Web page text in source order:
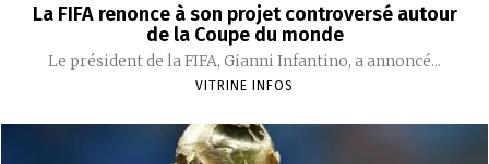
La FIFA renonce à son projet controversé autour
de la Coupe du monde
Le président de la FIFA, Gianni Infantino, a annoncé...
VITRINE INFOS